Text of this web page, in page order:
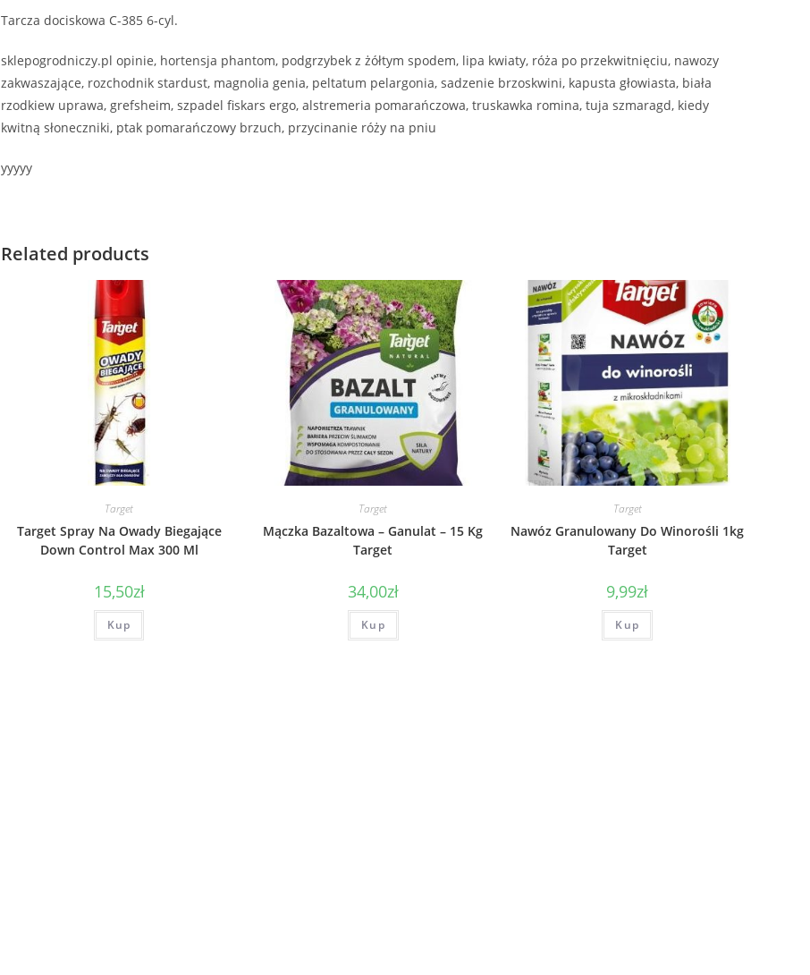
Tarcza dociskowa C-385 6-cyl.
sklepogrodniczy.pl opinie, hortensja phantom, podgrzybek z żółtym spodem, lipa kwiaty, róża po przekwitnięciu, nawozy
zakwaszające, rozchodnik stardust, magnolia genia, peltatum pelargonia, sadzenie brzoskwini, kapusta głowiasta, biała
rzodkiew uprawa, grefsheim, szpadel fiskars ergo, alstremeria pomarańczowa, truskawka romina, tuja szmaragd, kiedy
kwitną słoneczniki, ptak pomarańczowy brzuch, przycinanie róży na pniu
yyyyy
Related products
Target
Target Spray Na Owady Biegające
Down Control Max 300 Ml
15,50zł
Kup
Target
Mączka Bazaltowa – Ganulat – 15 Kg
Target
34,00zł
Kup
Target
Nawóz Granulowany Do Winorośli 1kg
Target
9,99zł
Kup